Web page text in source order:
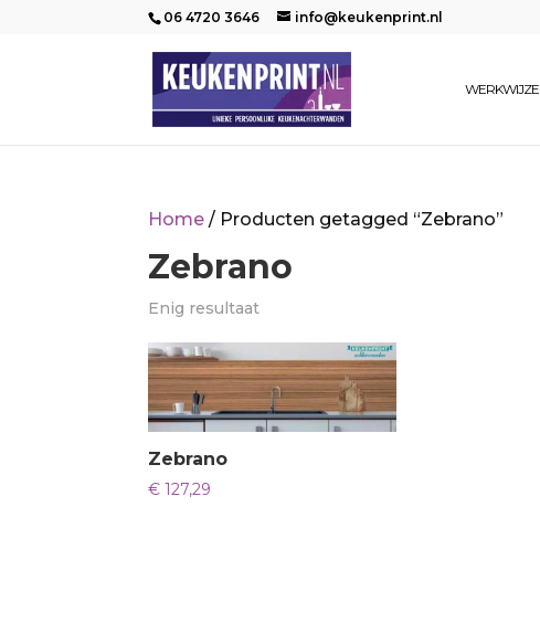
06 4720 3646 info@keukenprint.nl
WERKWIJZE
Home / Producten getagged “Zebrano”
Zebrano
Enig resultaat
Zebrano
€ 127,29